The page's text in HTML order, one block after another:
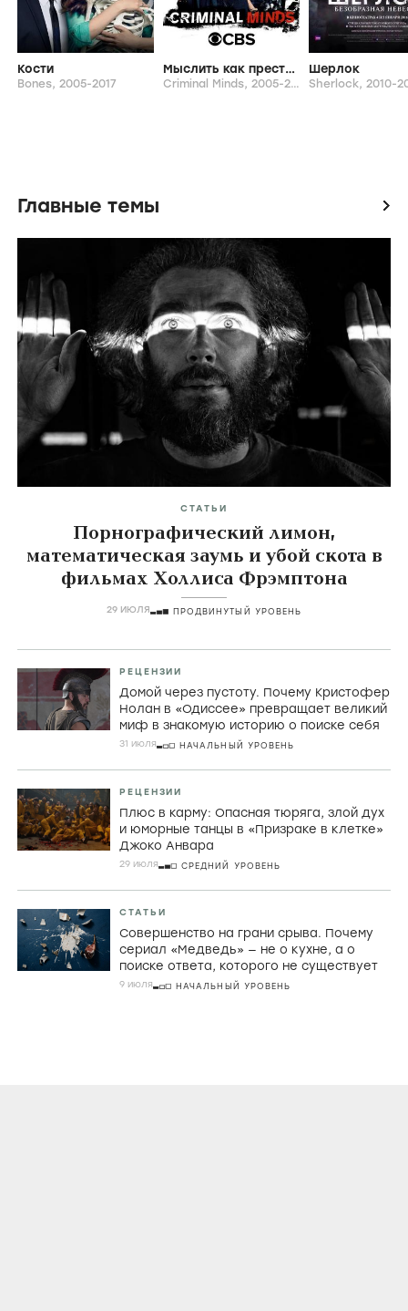
Кости
Bones, 2005-2017
Мыслить как преступник
Criminal Minds, 2005-2023
Шерлок
Sherlock, 2010-
Главные темы icon
СТАТЬИ
Порнографический лимон,
математическая заумь и убой скота в
фильмах Холлиса Фрэмптона
29 ИЮЛЯ ПРОДВИНУТЫЙ УРОВЕНЬ
РЕЦЕНЗИИ
Домой через пустоту. Почему Кристофер
Нолан в «Одиссее» превращает великий
миф в знакомую историю о поиске себя
31 июля НАЧАЛЬНЫЙ УРОВЕНЬ
РЕЦЕНЗИИ
Плюс в карму: Опасная тюряга, злой дух
и юморные танцы в «Призраке в клетке»
Джоко Анвара
29 июля СРЕДНИЙ УРОВЕНЬ
СТАТЬИ
Совершенство на грани срыва. Почему
сериал «Медведь» — не о кухне, а о
поиске ответа, которого не существует
9 июля НАЧАЛЬНЫЙ УРОВЕНЬ